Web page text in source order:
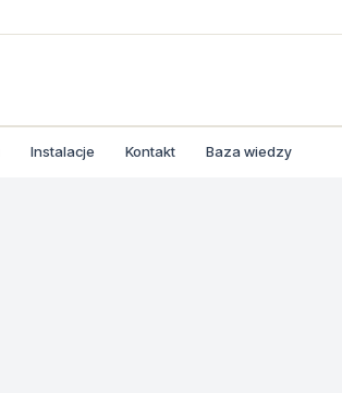
Instalacje Kontakt Baza wiedzy